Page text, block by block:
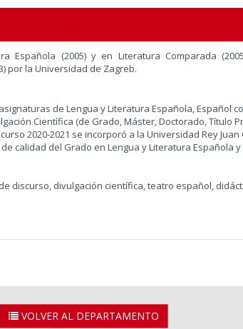
Española (2005) y en Literatura Comparada
por la Universidad de Zagreb.
de Lengua y Literatura Española, Español
Científica (de Grado, Máster, Doctorado, Título
2020-2021 se incorporó a la Universidad Rey Juan
calidad del Grado en Lengua y Literatura Española y
discurso, divulgación científica, teatro español,
VOLVER AL DEPARTAMENTO